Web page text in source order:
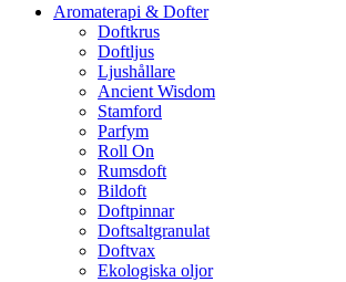
Aromaterapi & Dofter
Doftkrus
Doftljus
Ljushållare
Ancient Wisdom
Stamford
Parfym
Roll On
Rumsdoft
Bildoft
Doftpinnar
Doftsaltgranulat
Doftvax
Ekologiska oljor